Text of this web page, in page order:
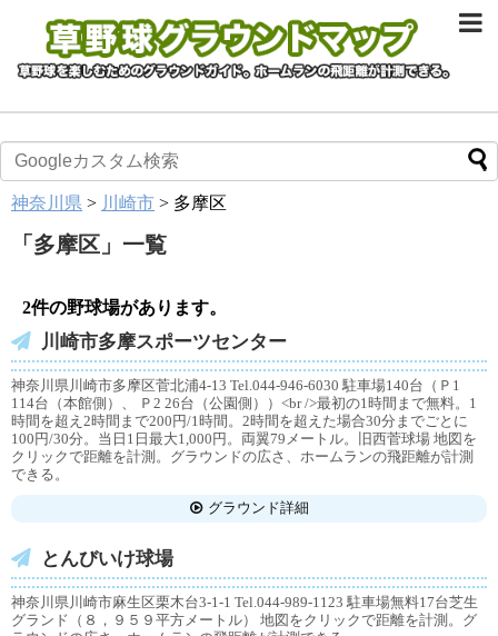
神奈川県 > 川崎市 > 多摩区
「 多摩区 」 一覧
2件の野球場があります。
川崎市多摩スポーツセンター
神奈川県川崎市多摩区菅北浦4-13 Tel.044-946-6030 駐車場140台（Ｐ1
114台（本館側）、 Ｐ2 26台（公園側））<br />最初の1時間まで無料。1
時間を超え2時間まで200円/1時間。2時間を超えた場合30分までごとに
100円/30分。当日1日最大1,000円。両翼79メートル。旧西菅球場 地図を
クリックで距離を計測。グラウンドの広さ、ホームランの飛距離が計測
できる。
グラウンド詳細
とんびいけ球場
神奈川県川崎市麻生区栗木台3-1-1 Tel.044-989-1123 駐車場無料17台芝生
グランド（８，９５９平方メートル） 地図をクリックで距離を計測。グ